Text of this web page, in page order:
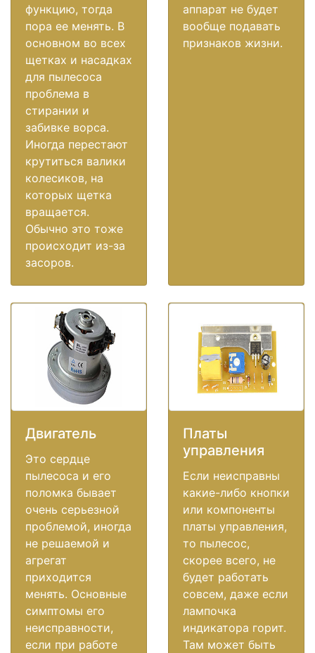
функцию, тогда
пора ее менять. В
основном во всех
щетках и насадках
для пылесоса
проблема в
стирании и
забивке ворса.
Иногда перестают
крутиться валики
колесиков, на
которых щетка
вращается.
Обычно это тоже
происходит из-за
засоров.
аппарат не будет
вообще подавать
признаков жизни.
Двигатель
Это сердце
пылесоса и его
поломка бывает
очень серьезной
проблемой, иногда
не решаемой и
агрегат
приходится
менять. Основные
симптомы его
неисправности,
если при работе
Платы
управления
Если неисправны
какие-либо кнопки
или компоненты
платы управления,
то пылесос,
скорее всего, не
будет работать
совсем, даже если
лампочка
индикатора горит.
Там может быть